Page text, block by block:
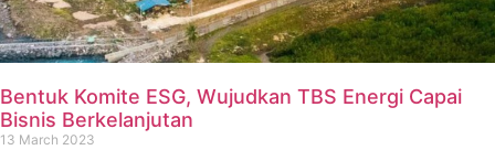
Bentuk Komite ESG, Wujudkan TBS Energi Capai
Bisnis Berkelanjutan
13 March 2023